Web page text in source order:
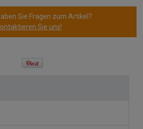
Sie Fragen zum Artikel?
Sie uns!